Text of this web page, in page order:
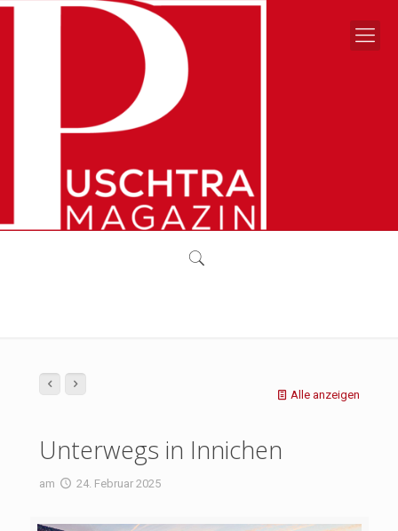
Alle anzeigen
Unterwegs in Innichen
am 24. Februar 2025